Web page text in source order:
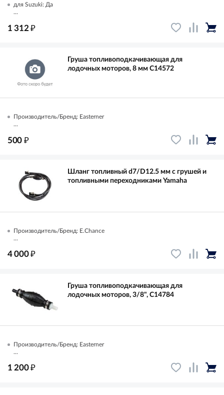
для Suzuki: Да
...
1 312₽
Груша топливоподкачивающая для
лодочных моторов, 8 мм C14572
Производитель/Бренд: Easterner
...
500 ₽
Шланг топливный d7/D12.5 мм с грушей и
топливными переходниками Yamaha
Производитель/Бренд: E.Chance
...
4 000₽
Груша топливоподкачивающая для
лодочных моторов, 3/8", C14784
Производитель/Бренд: Easterner
...
1 200₽